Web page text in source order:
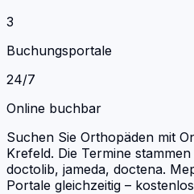
3
Buchungsportale
24/7
Online buchbar
Suchen Sie Orthopäden mit
Krefeld. Die Termine
doctolib, jameda, doctena.
Portale gleichzeitig –